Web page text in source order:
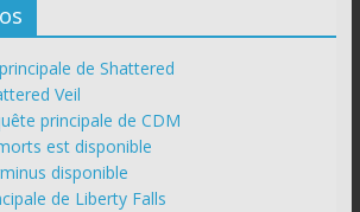
de Shattered
Veil
principale de CDM
est disponible
disponible
de Liberty Falls